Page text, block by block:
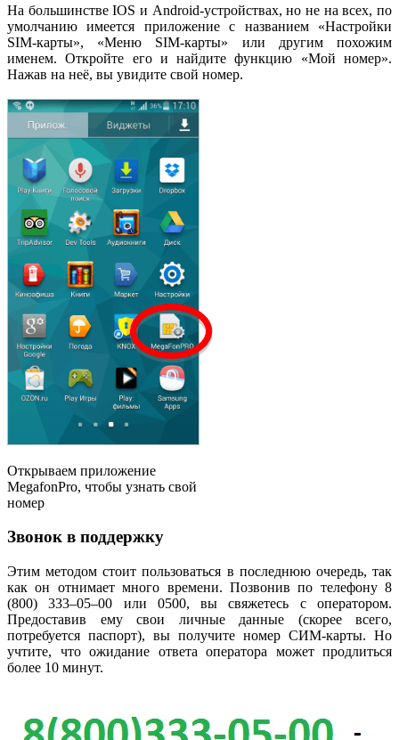
На большинстве IOS и Android-устройствах, но не на всех, по
умолчанию имеется приложение с названием «Настройки
SIM-карты», «Меню SIM-карты» или другим похожим
именем. Откройте его и найдите функцию «Мой номер».
Нажав на неё, вы увидите свой номер.
Открываем приложение
MegafonPro, чтобы узнать свой
номер
Звонок в поддержку
Этим методом стоит пользоваться в последнюю очередь, так
как он отнимает много времени. Позвонив по телефону 8
(800) 333–05–00 или 0500, вы свяжетесь с оператором.
Предоставив ему свои личные данные (скорее всего,
потребуется паспорт), вы получите номер СИМ-карты. Но
учтите, что ожидание ответа оператора может продлиться
более 10 минут.